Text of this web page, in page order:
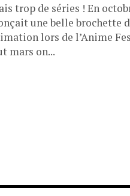
trop de séries ! En
une belle brochette
lors de l’Anime
mars on...